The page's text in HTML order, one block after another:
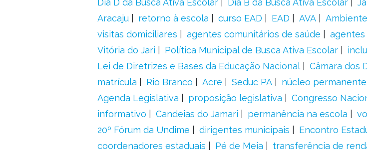
Dia D da Busca Ativa Escolar
Dia B da Busca Ativa Escolar
Aracaju
retorno à escola curso EAD EAD AVA
visitas domiciliares
agentes comunitários de saúde agentes
Vitória do Jari
Política Municipal de Busca Ativa Escolar
Lei de Diretrizes e Bases da Educação Nacional
Câmara dos
matrícula
Rio Branco Acre Seduc PA núcleo permanente
Agenda Legislativa
proposição legislativa Congresso
informativo
Candeias do Jamari permanência na escola
20º Fórum da Undime
dirigentes municipais Encontro
coordenadores estaduais
Pé de Meia transferência de